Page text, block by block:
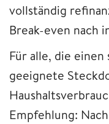
vollständig
Break-even nach
Für alle, die einen
geeignete
Empfehlung: